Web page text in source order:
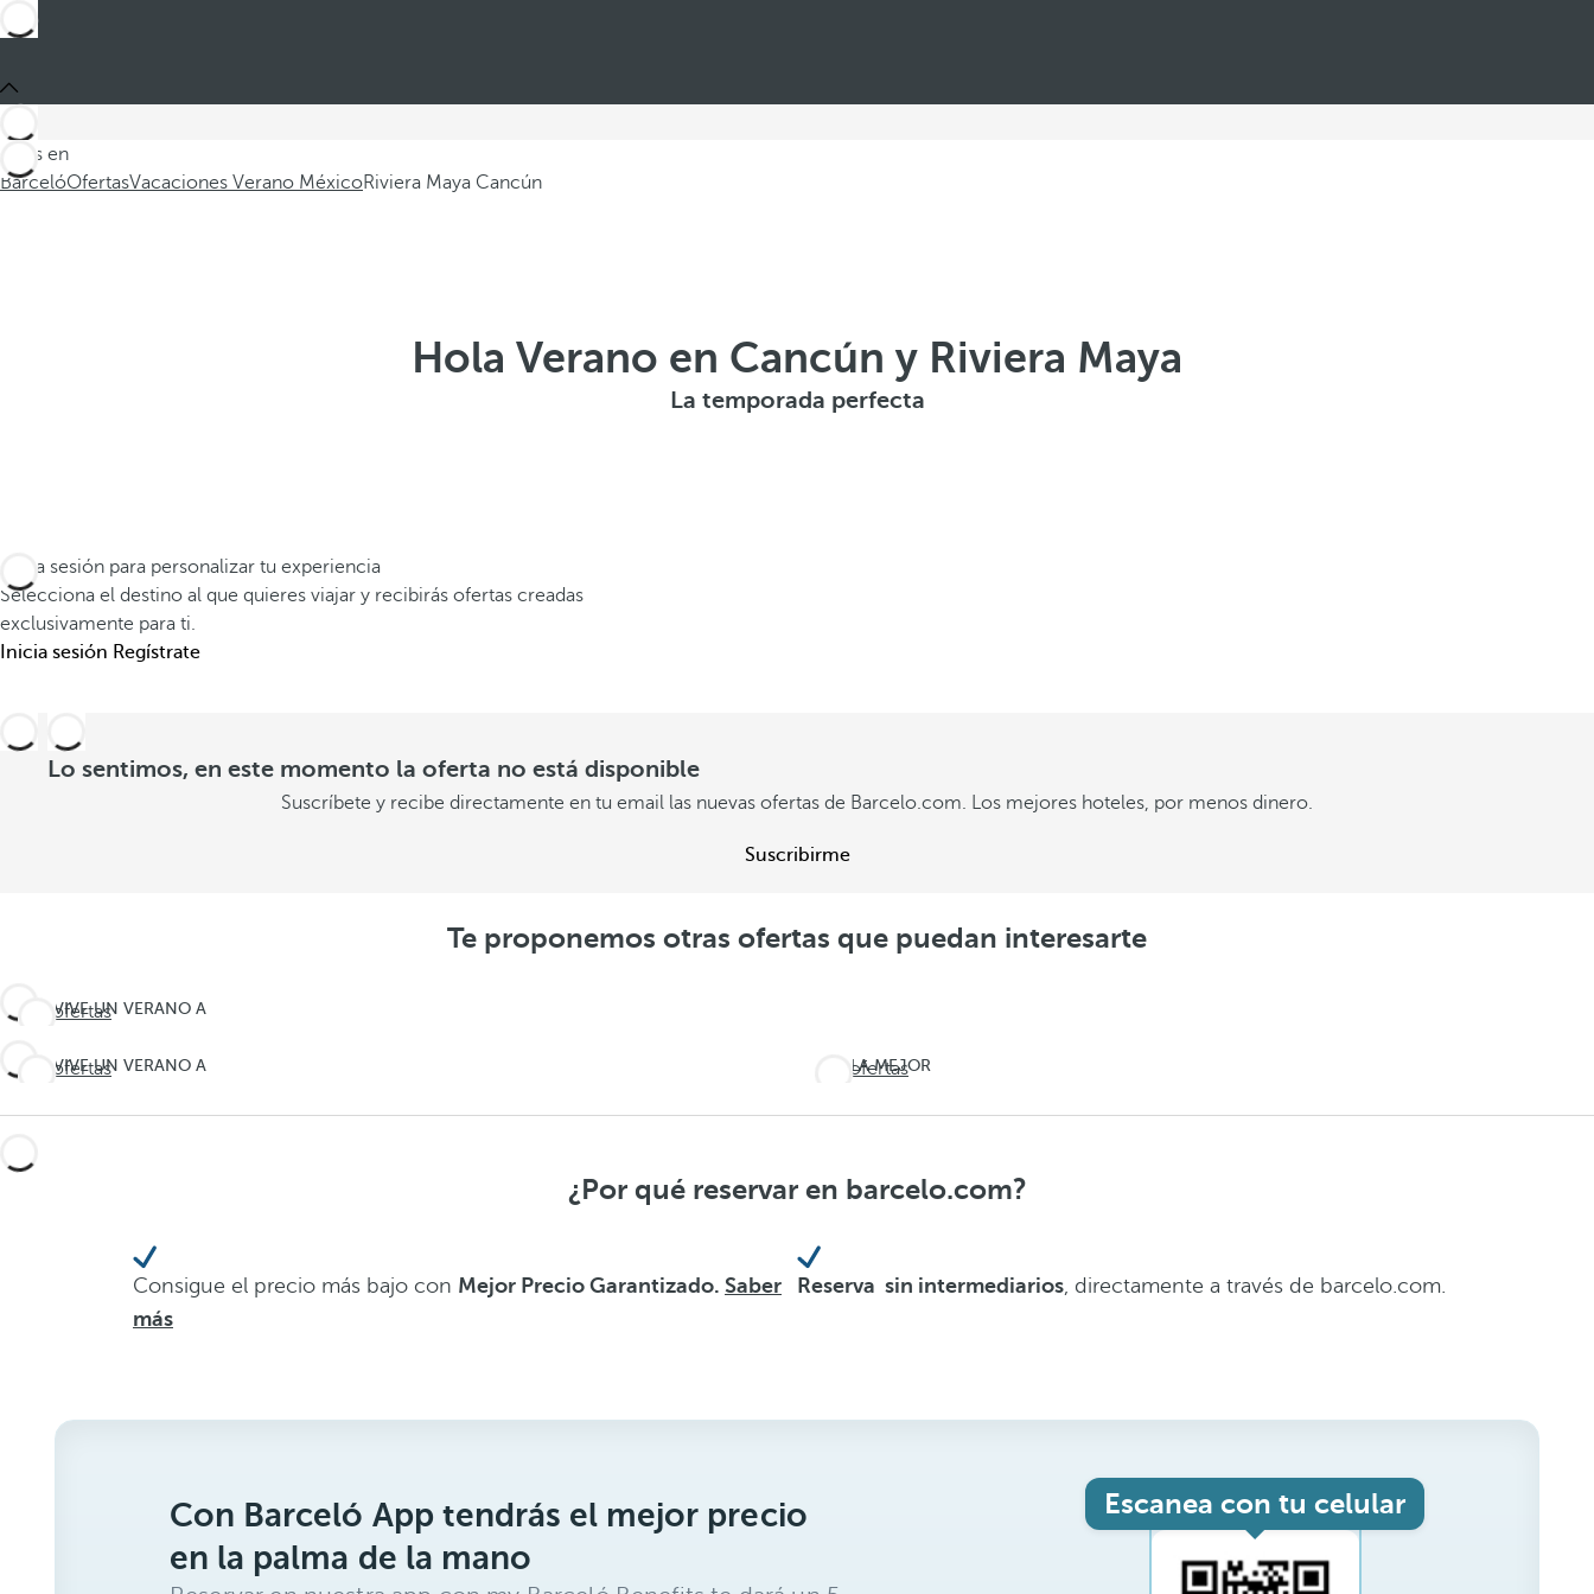
Estás en
BarcelóOfertasVacaciones Verano MéxicoRiviera Maya Cancún
Hola Verano en Cancún y Riviera Maya
La temporada perfecta
Inicia sesión para personalizar tu experiencia
Selecciona el destino al que quieres viajar y recibirás ofertas creadas
exclusivamente para ti.
Inicia sesión Regístrate
Lo sentimos, en este momento la oferta no está disponible
Suscríbete y recibe directamente en tu email las nuevas ofertas de Barcelo.com. Los mejores hoteles, por menos dinero.
Suscribirme
Te proponemos otras ofertas que puedan interesarte
VIVE UN VERANO A
Vacaciones
con todo
Ver ofertas
VIVE UN VERANO A
Vacaciones
incluido
Ver ofertas
LA MEJOR
TODO
Barceló
Resort
Ver ofertas
¿Por qué reservar en barcelo.com?
Consigue el precio más bajo con Mejor Precio Garantizado. Saber
más
Reserva sin intermediarios, directamente a través de barcelo.com.
Con Barceló App tendrás el mejor precio
en la palma de la mano
Escanea con tu celular